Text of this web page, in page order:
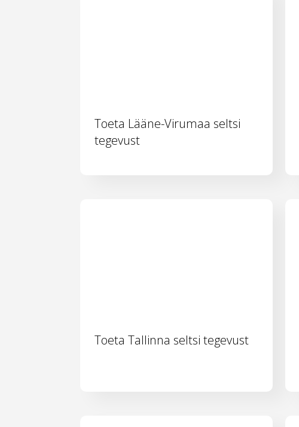
Toeta Lääne-Virumaa seltsi
tegevust
Toeta Tallinna seltsi tegevust